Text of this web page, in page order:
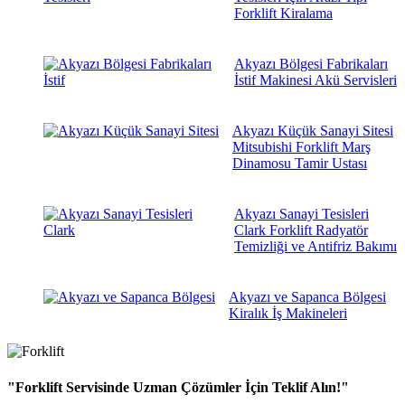
Forklift Kiralama
Akyazı Bölgesi Fabrikaları
İstif Makinesi Akü Servisleri
Akyazı Küçük Sanayi Sitesi
Mitsubishi Forklift Marş
Dinamosu Tamir Ustası
Akyazı Sanayi Tesisleri
Clark Forklift Radyatör
Temizliği ve Antifriz Bakımı
Akyazı ve Sapanca Bölgesi
Kiralık İş Makineleri
"Forklift Servisinde Uzman Çözümler İçin Teklif Alın!"